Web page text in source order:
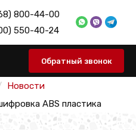
800-44-00
550-40-24
Обратный звонок
Новости
ABS пластика